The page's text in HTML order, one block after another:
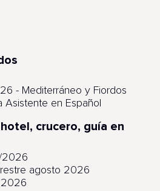
- Mediterráneo y Fiordos
en Español
crucero, guía en
2026
agosto 2026
2026